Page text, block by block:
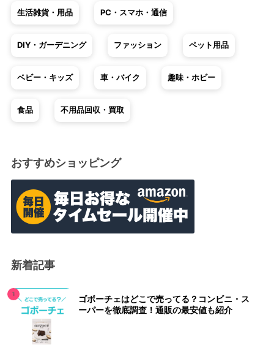
生活雑貨・用品 PC・スマホ・通信
DIY・ガーデニング ファッション ペット用品
ベビー・キッズ 車・バイク 趣味・ホビー
食品 不用品回収・買取
おすすめショッピング
新着記事
ゴボーチェはどこで売ってる？コンビニ・ス
ーパーを徹底調査！通販の最安値も紹介